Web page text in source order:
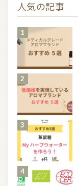
人気の記事